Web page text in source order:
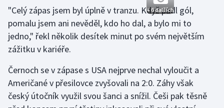
Moderní pětiboj
Motorsport
Parasport
+ 6 dalších
"Celý zápas jsem byl úplně v tranzu. Když padl gól,
pomalu jsem ani nevěděl, kdo ho dal, a bylo mi to
jedno," řekl několik desítek minut po svém největším
zážitku v kariéře.
Černoch se v zápase s USA nejprve nechal vyloučit a
Američané v přesilovce zvyšovali na 2:0. Záhy však
český útočník využil svou šanci a snížil. Češi pak těsně